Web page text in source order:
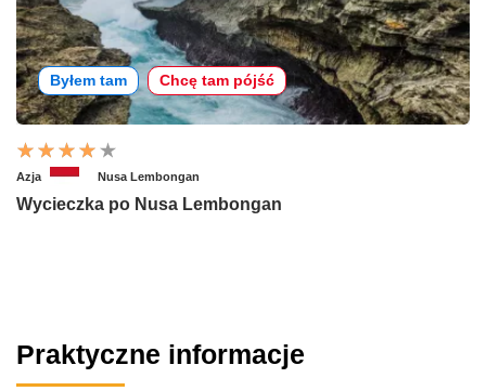
Byłem tam Chcę tam pójść
Azja Nusa Lembongan
Wycieczka po Nusa Lembongan
Praktyczne informacje